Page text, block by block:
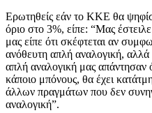
Ερωτηθείς εάν το ΚΚΕ θα
όριο στο 3%, είπε: “Μας
μας είπε ότι σκέφτεται αν
ανόθευτη απλή αναλογική, αλλά
απλή αναλογική μας απάντησαν
κάποιο μπόνους, θα έχει
άλλων πραγμάτων που δεν
αναλογική”.